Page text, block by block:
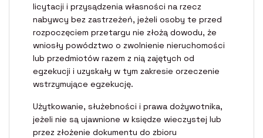
licytacji i przysądzenia własności na rzecz
nabywcy bez zastrzeżeń, jeżeli osoby te przed
rozpoczęciem przetargu nie złożą dowodu, że
wniosły powództwo o zwolnienie nieruchomości
lub przedmiotów razem z nią zajętych od
egzekucji i uzyskały w tym zakresie orzeczenie
wstrzymujące egzekucję.
Użytkowanie, służebności i prawa dożywotnika,
jeżeli nie są ujawnione w księdze wieczystej lub
przez złożenie dokumentu do zbioru